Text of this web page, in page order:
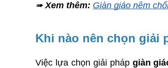
➠ Xem thêm: Giàn giáo nêm
Khi nào nên chọn giải
Việc lựa chọn giải pháp giàn